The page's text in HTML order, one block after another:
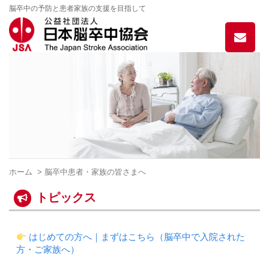
脳卒中の予防と患者家族の支援を目指して
お
問
せ
ホーム > 脳卒中患者・家族の皆さまへ
トピックス
はじめての方へ｜まずはこちら（脳卒中で入院された
方・ご家族へ）